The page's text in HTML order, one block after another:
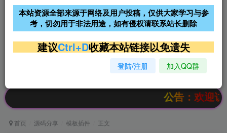
阿里云2核2G200M服务器68元/
年
雨云高防免备案服务器
超低价文字广告位招租 超低价文字广告位招租
超低价文字广告位招租
公告：欢迎访问辰
首页 源码分享 模板插件 正文
本站资源全部来源于网络及用户投稿，仅供大家学习与参
考，切勿用于非法用途，如有侵权请联系站长删除
建议Ctrl+D收藏本站链接以免遗失
登陆/注册 加入QQ群